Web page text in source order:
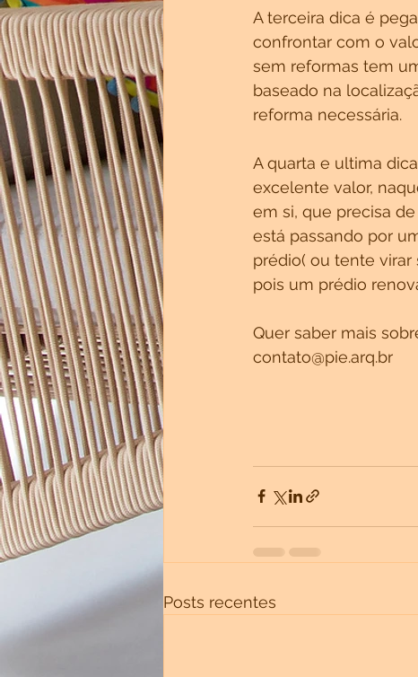
A terceira dica é
confrontar com o
sem reformas tem
baseado na
reforma necessária.
A quarta e ultima
excelente valor,
em si, que precisa
está passando por
prédio( ou tente
pois um prédio
Quer saber mais
contato@pie.arq.br
Posts recentes